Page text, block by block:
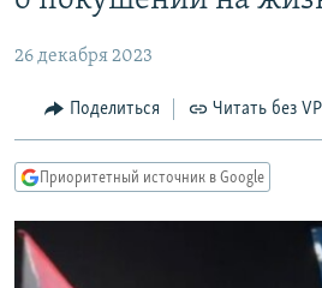
основному
Вернутся
Вернутся
поиску
МНЕНИЯ
КУЛЬТУРА
КАВКАЗ.РЕАЛИИ
СЕВЕР.РЕАЛИИ
26 декабря 2023
Поделиться Читать без
Приоритетный источник в Google